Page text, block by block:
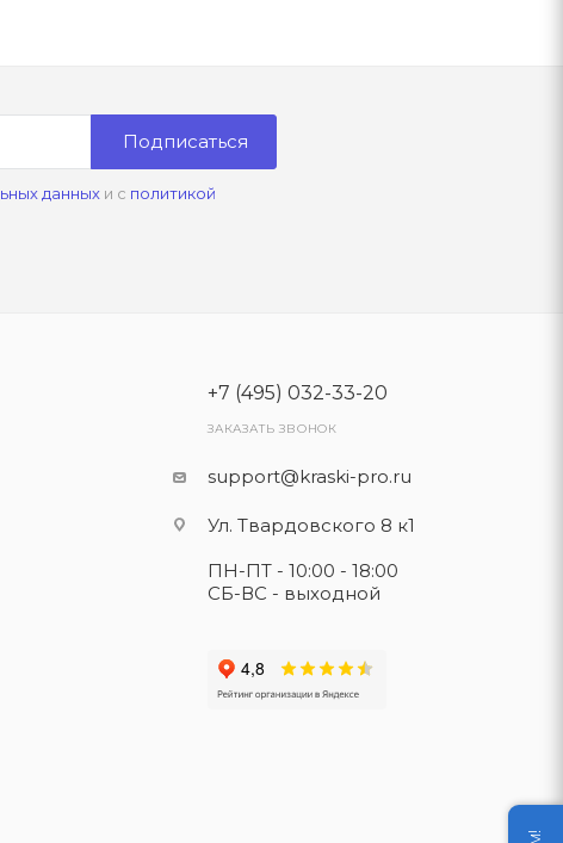
Подписаться
данныхи с политикой
+7 (495) 032-33-20
ЗАКАЗАТЬ ЗВОНОК
support@kraski-pro.ru
Ул. Твардовского 8 к1
ПН-ПТ - 10:00 - 18:00
СБ-ВС - выходной